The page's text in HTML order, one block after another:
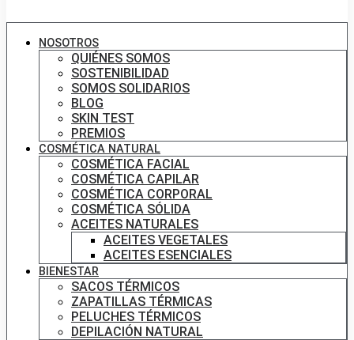
NOSOTROS
QUIÉNES SOMOS
SOSTENIBILIDAD
SOMOS SOLIDARIOS
BLOG
SKIN TEST
PREMIOS
COSMÉTICA NATURAL
COSMÉTICA FACIAL
COSMÉTICA CAPILAR
COSMÉTICA CORPORAL
COSMÉTICA SÓLIDA
ACEITES NATURALES
ACEITES VEGETALES
ACEITES ESENCIALES
BIENESTAR
SACOS TÉRMICOS
ZAPATILLAS TÉRMICAS
PELUCHES TÉRMICOS
DEPILACIÓN NATURAL